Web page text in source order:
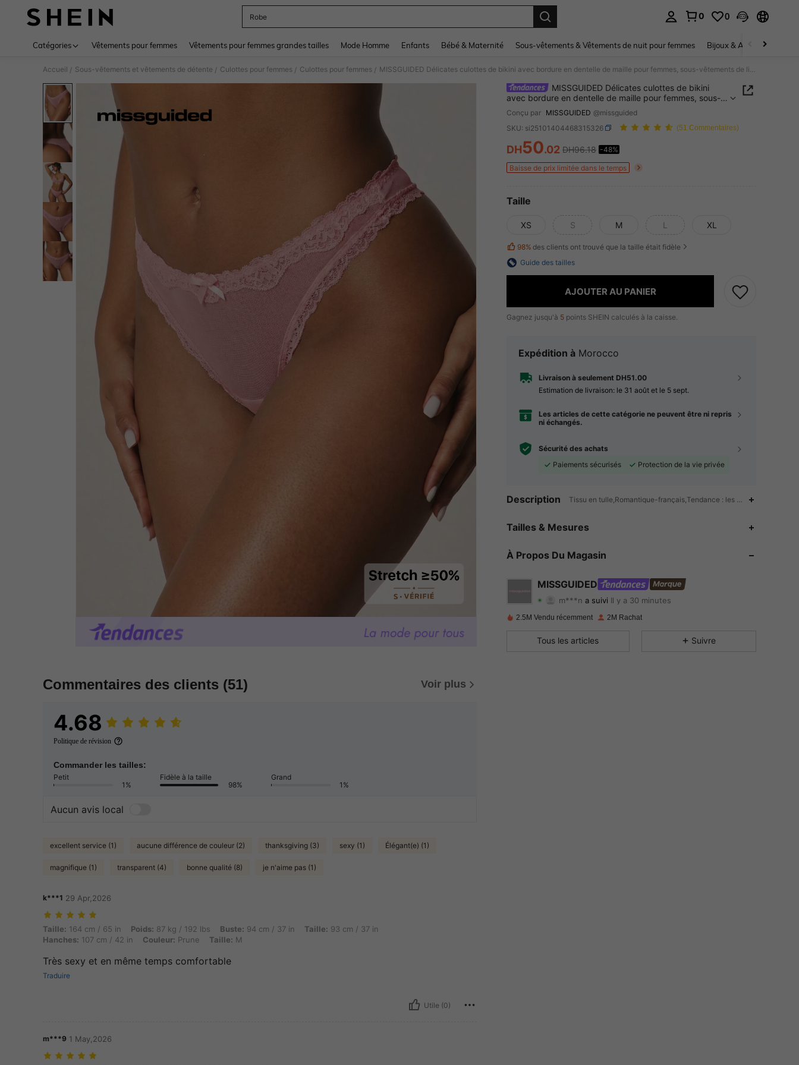
Robe
0 0
Catégories Vêtements pour femmes Vêtements pour femmes grandes tailles Mode Homme Enfants Bébé & Maternité Sous-vêtements & Vêtements de nuit pour femmes Bijoux & Accessoires pour
Accueil / Sous-vêtements et vêtements de détente / Culottes pour femmes / Culottes pour femmes / MISSGUIDED Délicates culottes de bikini avec bordure en dentelle de maille pour femmes, sous-vêtements de lingerie
Commentaires des clients (51) Voir plus
4.68
Politique de révision
Commander les tailles:
Petit
1%
Fidèle à la taille
98%
Grand
1%
Aucun avis local
excellent service (1) aucune différence de couleur (2) thanksgiving (3) sexy (1) Élégant(e) (1)
magnifique (1) transparent (4) bonne qualité (8) je n'aime pas (1)
k***1 29 Apr,2026
Taille: 164 cm / 65 in, Poids: 87 kg / 192 lbs, Buste: 94 cm / 37 in, Taille: 93 cm / 37 in, Hanches: 107 cm / 42 in, Couleur: Prune, Taille: M
Taille: 164 cm / 65 in Poids: 87 kg / 192 lbs Buste: 94 cm / 37 in Taille: 93 cm / 37 in
Hanches: 107 cm / 42 in Couleur: Prune Taille: M
Très sexy et en même temps comfortable
Traduire
Utile (0)
m***9 1 May,2026
MISSGUIDED Délicates culottes de bikini
avec bordure en dentelle de maille pour femmes, sous-
Conçu par MISSGUIDED @missguided
SKU: si25101404468315326
(51 Commentaires)
PRICE AND AVAILABILITY
DH50.02 DH96.18 -48%
Baisse de prix limitée dans le temps
Taille
XS S M L XL
98% des clients ont trouvé que la taille était fidèle
Guide des tailles
AJOUTER AU PANIER
Gagnez jusqu'à 5 points SHEIN calculés à la caisse.
Expédition à Morocco
Livraison à seulement DH51.00
Estimation de livraison: le 31 août et le 5 sept.
Les articles de cette catégorie ne peuvent être ni repris
ni échangés.
Sécurité des achats
Paiements sécurisés
Protection de la vie privée
Description Tissu en tulle,Romantique-français,Tendance : les
Tailles & Mesures
À Propos Du Magasin
MISSGUIDED
4.88 19K 3M
m***n a suivi Il y a 30 minutes
4.88 19K
4.88
2.5M Vendu récemment 2M Rachat
Tous les articles Suivre